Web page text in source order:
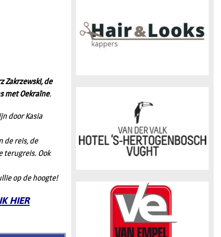
Zakrzewski, de
met Oekraïne.
door Kasia
de reis, de
terugreis. Ook
op de hoogte!
HIER